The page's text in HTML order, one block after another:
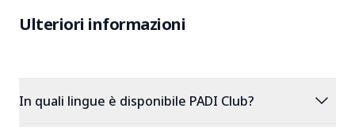
Ulteriori informazioni
In quali lingue è disponibile PADI Club? expand_more